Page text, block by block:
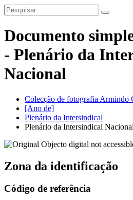
Documento
- Plenário da
Nacional
Colecção de fotografia Armindo
[Ano de]
Plenário da Intersindical
Plenário da Intersindical Nacional
Zona da identificação
Código de referência